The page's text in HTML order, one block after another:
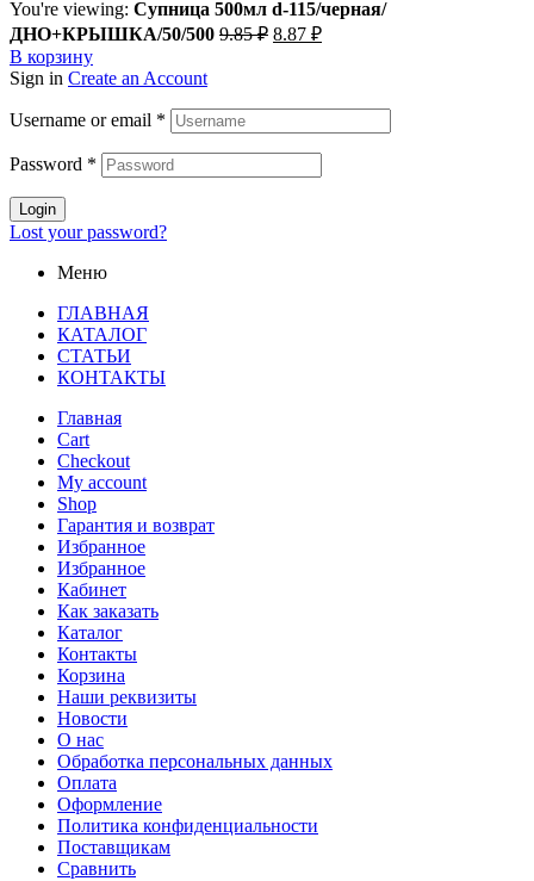
You're viewing: Супница 500мл d-115/черная/
ДНО+КРЫШКА/50/500 9.85₽ Первоначальная
8.87 ₽Текущая
В корзину
Sign in Create an Account
Username or email *
Password *
Login
Lost your password?
Меню
ГЛАВНАЯ
КАТАЛОГ
СТАТЬИ
КОНТАКТЫ
Главная
Cart
Checkout
My account
Shop
Гарантия и возврат
Избранное
Избранное
Кабинет
Как заказать
Каталог
Контакты
Корзина
Наши реквизиты
Новости
О нас
Обработка персональных данных
Оплата
Оформление
Политика конфиденциальности
Поставщикам
Сравнить